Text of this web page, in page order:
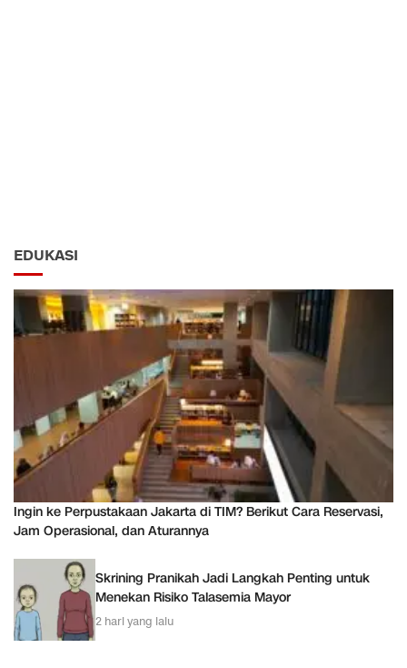
EDUKASI
Ingin ke Perpustakaan Jakarta di TIM? Berikut Cara Reservasi,
Jam Operasional, dan Aturannya
Skrining Pranikah Jadi Langkah Penting untuk
Menekan Risiko Talasemia Mayor
2 hari yang lalu